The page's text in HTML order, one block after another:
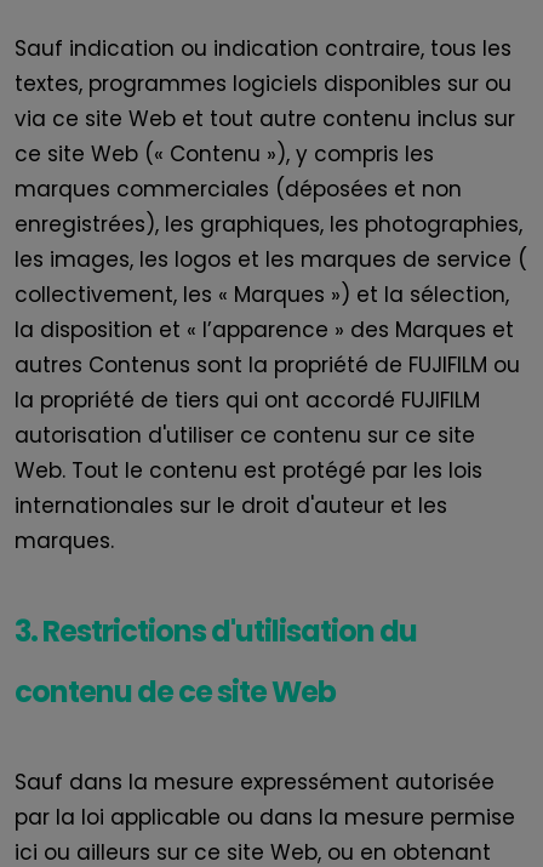
Sauf indication ou indication contraire, tous les
textes, programmes logiciels disponibles sur ou
via ce site Web et tout autre contenu inclus sur
ce site Web (« Contenu »), y compris les
marques commerciales (déposées et non
enregistrées), les graphiques, les photographies,
les images, les logos et les marques de service (
collectivement, les « Marques ») et la sélection,
la disposition et « l’apparence » des Marques et
autres Contenus sont la propriété de FUJIFILM ou
la propriété de tiers qui ont accordé FUJIFILM
autorisation d'utiliser ce contenu sur ce site
Web. Tout le contenu est protégé par les lois
internationales sur le droit d'auteur et les
marques.
3. Restrictions d'utilisation du
contenu de ce site Web
Sauf dans la mesure expressément autorisée
par la loi applicable ou dans la mesure permise
ici ou ailleurs sur ce site Web, ou en obtenant